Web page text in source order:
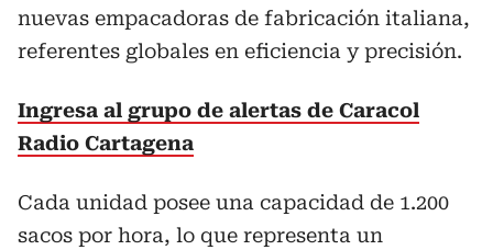
nuevas empacadoras de fabricación italiana,
referentes globales en eficiencia y precisión.
Ingresa al grupo de alertas de Caracol
Radio Cartagena
Cada unidad posee una capacidad de 1.200
sacos por hora, lo que representa un